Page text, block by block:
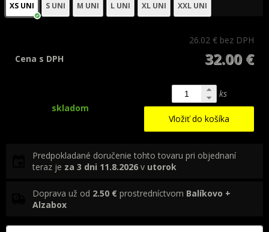
XS UNI
S UNI M UNI L UNI XL UNI XXL UNI
26.02 € bez DPH
32.00 €
Cena s DPH
skladom
ks
Vložiť do košíka
Predpokladané doručenie tohto tovaru pri objednaní
teraz je za 3 dni 11.8.2026 v utorok
Doprava už od 2.50 € prostredníctvom Balíkovo +
Alzabox